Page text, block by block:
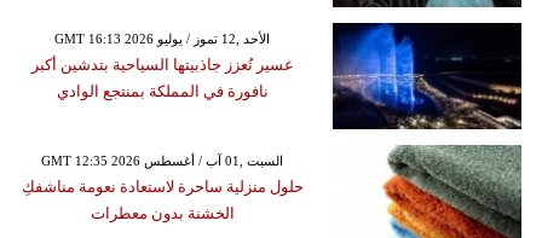
GMT 16:13 2026 الأحد ,12 تموز / يوليو
عسير تُعزز جاذبيتها السياحية بتدشين أكبر
نافورة في المملكة بمنتجع الوادي
GMT 12:35 2026 السبت ,01 آب / أغسطس
حلول منزلية ساحرة لاستعادة نعومة مناشفكِ
الخشنة بدون معطرات